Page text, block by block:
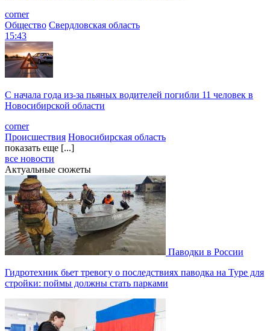
corner
Общество Свердловская область
15:43
С начала года из‑за пьяных водителей погибли 11 человек в
Новосибирской области
corner
Происшествия Новосибирская область
показать еще [...]
все новости
Актуальные сюжеты
Паводки в России
Гидротехник бьет тревогу о последствиях паводка на Туре для
стройки: поймы должны стать парками